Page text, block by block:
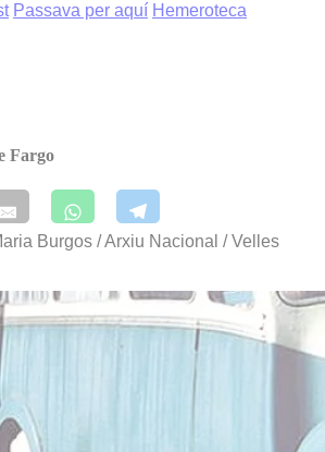
Passava per aquí Hemeroteca
Fargo
Burgos / Arxiu Nacional / Velles